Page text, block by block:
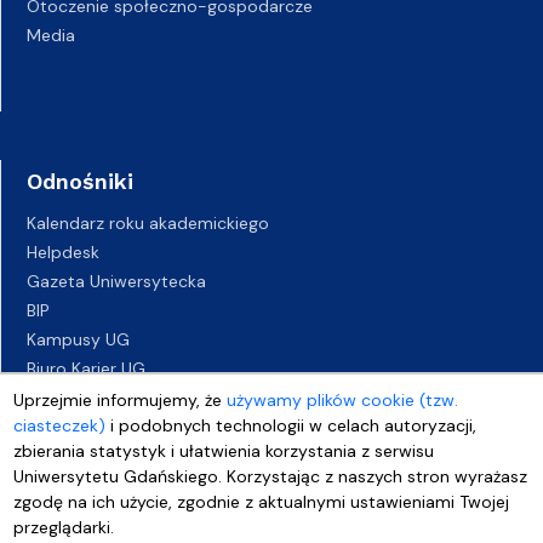
Uprzejmie informujemy, żeużywamy plików cookie (tzw.
ciasteczek) i podobnych technologii w celach autoryzacji,
zbierania statystyk i ułatwienia korzystania z serwisu
Uniwersytetu Gdańskiego. Korzystając z naszych stron wyrażasz
zgodę na ich użycie, zgodnie z aktualnymi ustawieniami Twojej
przeglądarki.
Otoczenie społeczno-gospodarcze
Media
Odnośniki
Kalendarz roku akademickiego
Helpdesk
Gazeta Uniwersytecka
BIP
Kampusy UG
Biuro Karier UG
Oferty pracy
Deklaracja dostępności